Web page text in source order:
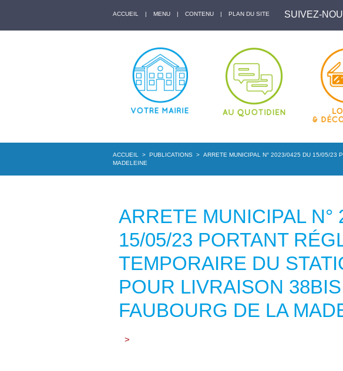
ACCUEIL | MENU | CONTENU | PLAN DU SITE SUIVEZ-
ACCUEIL > PUBLICATIONS > ARRETE MUNICIPAL N° 2023/0425 DU 15/05/23
MADELEINE
ARRETE MUNICIPAL N°
15/05/23 PORTANT
TEMPORAIRE DU
POUR LIVRAISON
FAUBOURG DE LA
>